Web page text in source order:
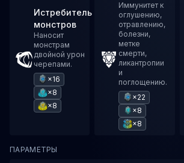
Истребитель
монстров
Наносит
монстрам
двойной урон
черепами.
×16
×8
×8
Иммунитет к
оглушению,
отравлению,
болезни,
метке
смерти,
ликантропии
и
поглощению.
×22
×8
×8
ПАРАМЕТРЫ